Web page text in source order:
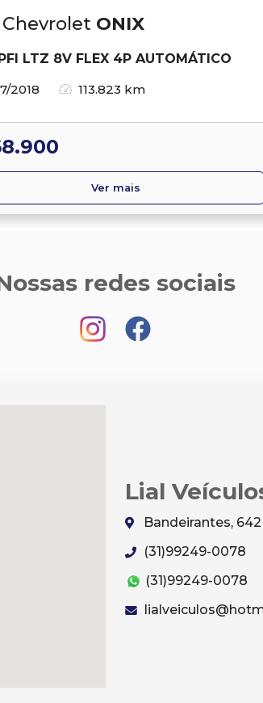
Chevrolet ONIX
LTZ 8V FLEX 4P AUTOMÁTICO
2018
113.823 km
Ver mais
redes sociais
Lial
Bandeirantes,
(31)99249-0078
(31)99249-0078